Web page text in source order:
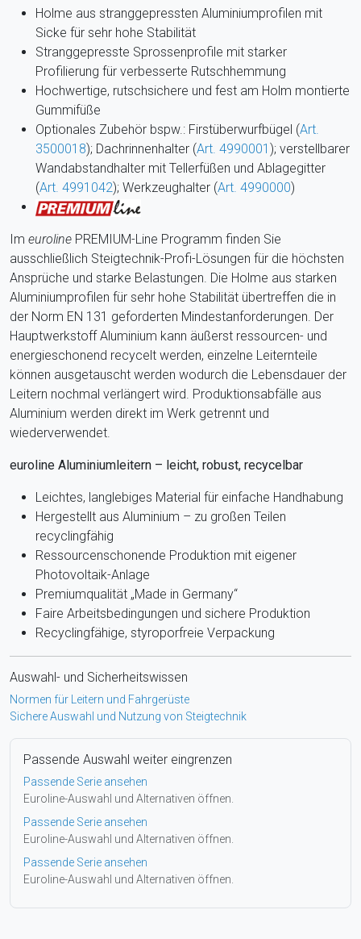
Holme aus stranggepressten Aluminiumprofilen mit
Sicke für sehr hohe Stabilität
Stranggepresste Sprossenprofile mit starker
Profilierung für verbesserte Rutschhemmung
Hochwertige, rutschsichere und fest am Holm montierte
Gummifüße
Optionales Zubehör bspw.: Firstüberwurfbügel (Art.
3500018); Dachrinnenhalter (Art. 4990001 ); verstellbarer
Wandabstandhalter mit Tellerfüßen und Ablagegitter
(Art. 4991042); Werkzeughalter (Art. 4990000)
Im euroline PREMIUM-Line Programm finden Sie
ausschließlich Steigtechnik-Profi-Lösungen für die höchsten
Ansprüche und starke Belastungen. Die Holme aus starken
Aluminiumprofilen für sehr hohe Stabilität übertreffen die in
der Norm EN 131 geforderten Mindestanforderungen. Der
Hauptwerkstoff Aluminium kann äußerst ressourcen- und
energieschonend recycelt werden, einzelne Leiternteile
können ausgetauscht werden wodurch die Lebensdauer der
Leitern nochmal verlängert wird. Produktionsabfälle aus
Aluminium werden direkt im Werk getrennt und
wiederverwendet.
euroline Aluminiumleitern – leicht, robust, recycelbar
Leichtes, langlebiges Material für einfache Handhabung
Hergestellt aus Aluminium – zu großen Teilen
recyclingfähig
Ressourcenschonende Produktion mit eigener
Photovoltaik-Anlage
Premiumqualität „Made in Germany“
Faire Arbeitsbedingungen und sichere Produktion
Recyclingfähige, styroporfreie Verpackung
Auswahl- und Sicherheitswissen
Normen für Leitern und Fahrgerüste
Sichere Auswahl und Nutzung von Steigtechnik
Passende Auswahl weiter eingrenzen
Passende Serie ansehen
Euroline-Auswahl und Alternativen öffnen.
Passende Serie ansehen
Euroline-Auswahl und Alternativen öffnen.
Passende Serie ansehen
Euroline-Auswahl und Alternativen öffnen.